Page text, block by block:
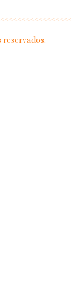
reservados.